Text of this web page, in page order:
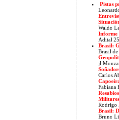
Pistas
Waldo
Informe
Adital
Brasil:
Brasil
jl
Carlos
Fabiana
Militares
Rodrigo
Brasil:
Bruno